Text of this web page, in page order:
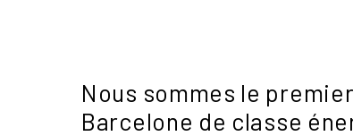
Nous sommes le
Barcelone de classe